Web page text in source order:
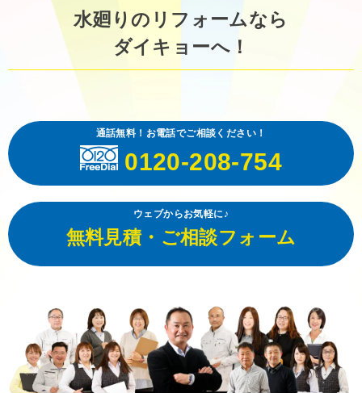
水廻りのリフォームなら
ダイキョーへ！
通話無料！お電話でご相談ください！
0120-208-754
ウェブからお気軽に♪
無料見積・ご相談フォーム